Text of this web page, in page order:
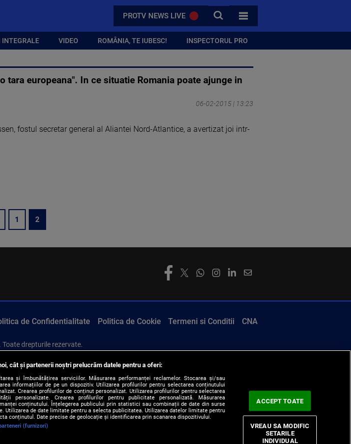
PROTV NEWS LIVE CAUTA
TOATE CATEGORIILE
INTEGRALE VIDEO ROMÂNIA, TE IUBESC! INSPECTORUL PRO
tara europeana". In ce situatie Romania poate ajunge in
06-02-2015 | 13:23
fostul secretar general al Aliantei Nord-Atlantice, a avertizat joi intr-
1 2
de Confidentialitate Politica de Cookie Termeni si Conditii CNA
Toate drepturile rezervate.
cât și partenerii noștri prelucrăm datele pentru a oferi:
și îmbunătățirea serviciilor. Măsurarea performanței reclamelor. Stocarea și/sau
informațiilor de pe un dispozitiv. Utilizarea profilurilor pentru selectarea conținutului
Crearea profilurilor de conținut personalizat. Utilizarea profilurilor pentru selectarea
personalizate. Crearea profilurilor pentru publicitate personalizată. Măsurarea
conținutului. Înțelegerea publicului prin statistici sau combinații de date din surse
Utilizarea de date limitate pentru a selecta publicitatea. Utilizarea datelor limitate pentru
conținutul. Date precise de geolocație și identificarea prin scanarea dispozitivului.
(furnizori)
ACCEPT TOATE
VREAU SA MODIFIC
SETARILE
INDIVIDUAL